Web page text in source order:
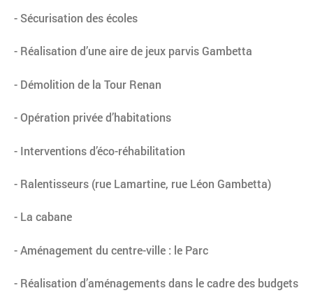
- Sécurisation des écoles
- Réalisation d’une aire de jeux parvis Gambetta
- Démolition de la Tour Renan
- Opération privée d’habitations
- Interventions d’éco-réhabilitation
- Ralentisseurs (rue Lamartine, rue Léon Gambetta)
- La cabane
- Aménagement du centre-ville : le Parc
- Réalisation d’aménagements dans le cadre des budgets